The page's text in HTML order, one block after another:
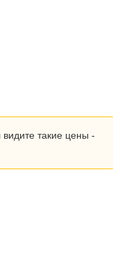
такие цены -